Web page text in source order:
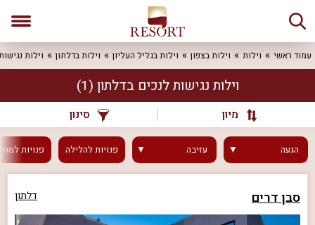
עמוד ראשי וילות וילות בצפון וילות בגליל העליון וילות בדלתון וילות
וילות נגישות לנכים בדלתון (1)
מיון סינון
הגעה עזיבה פנויותלהלילה פנויות
סבן דרים דלתון